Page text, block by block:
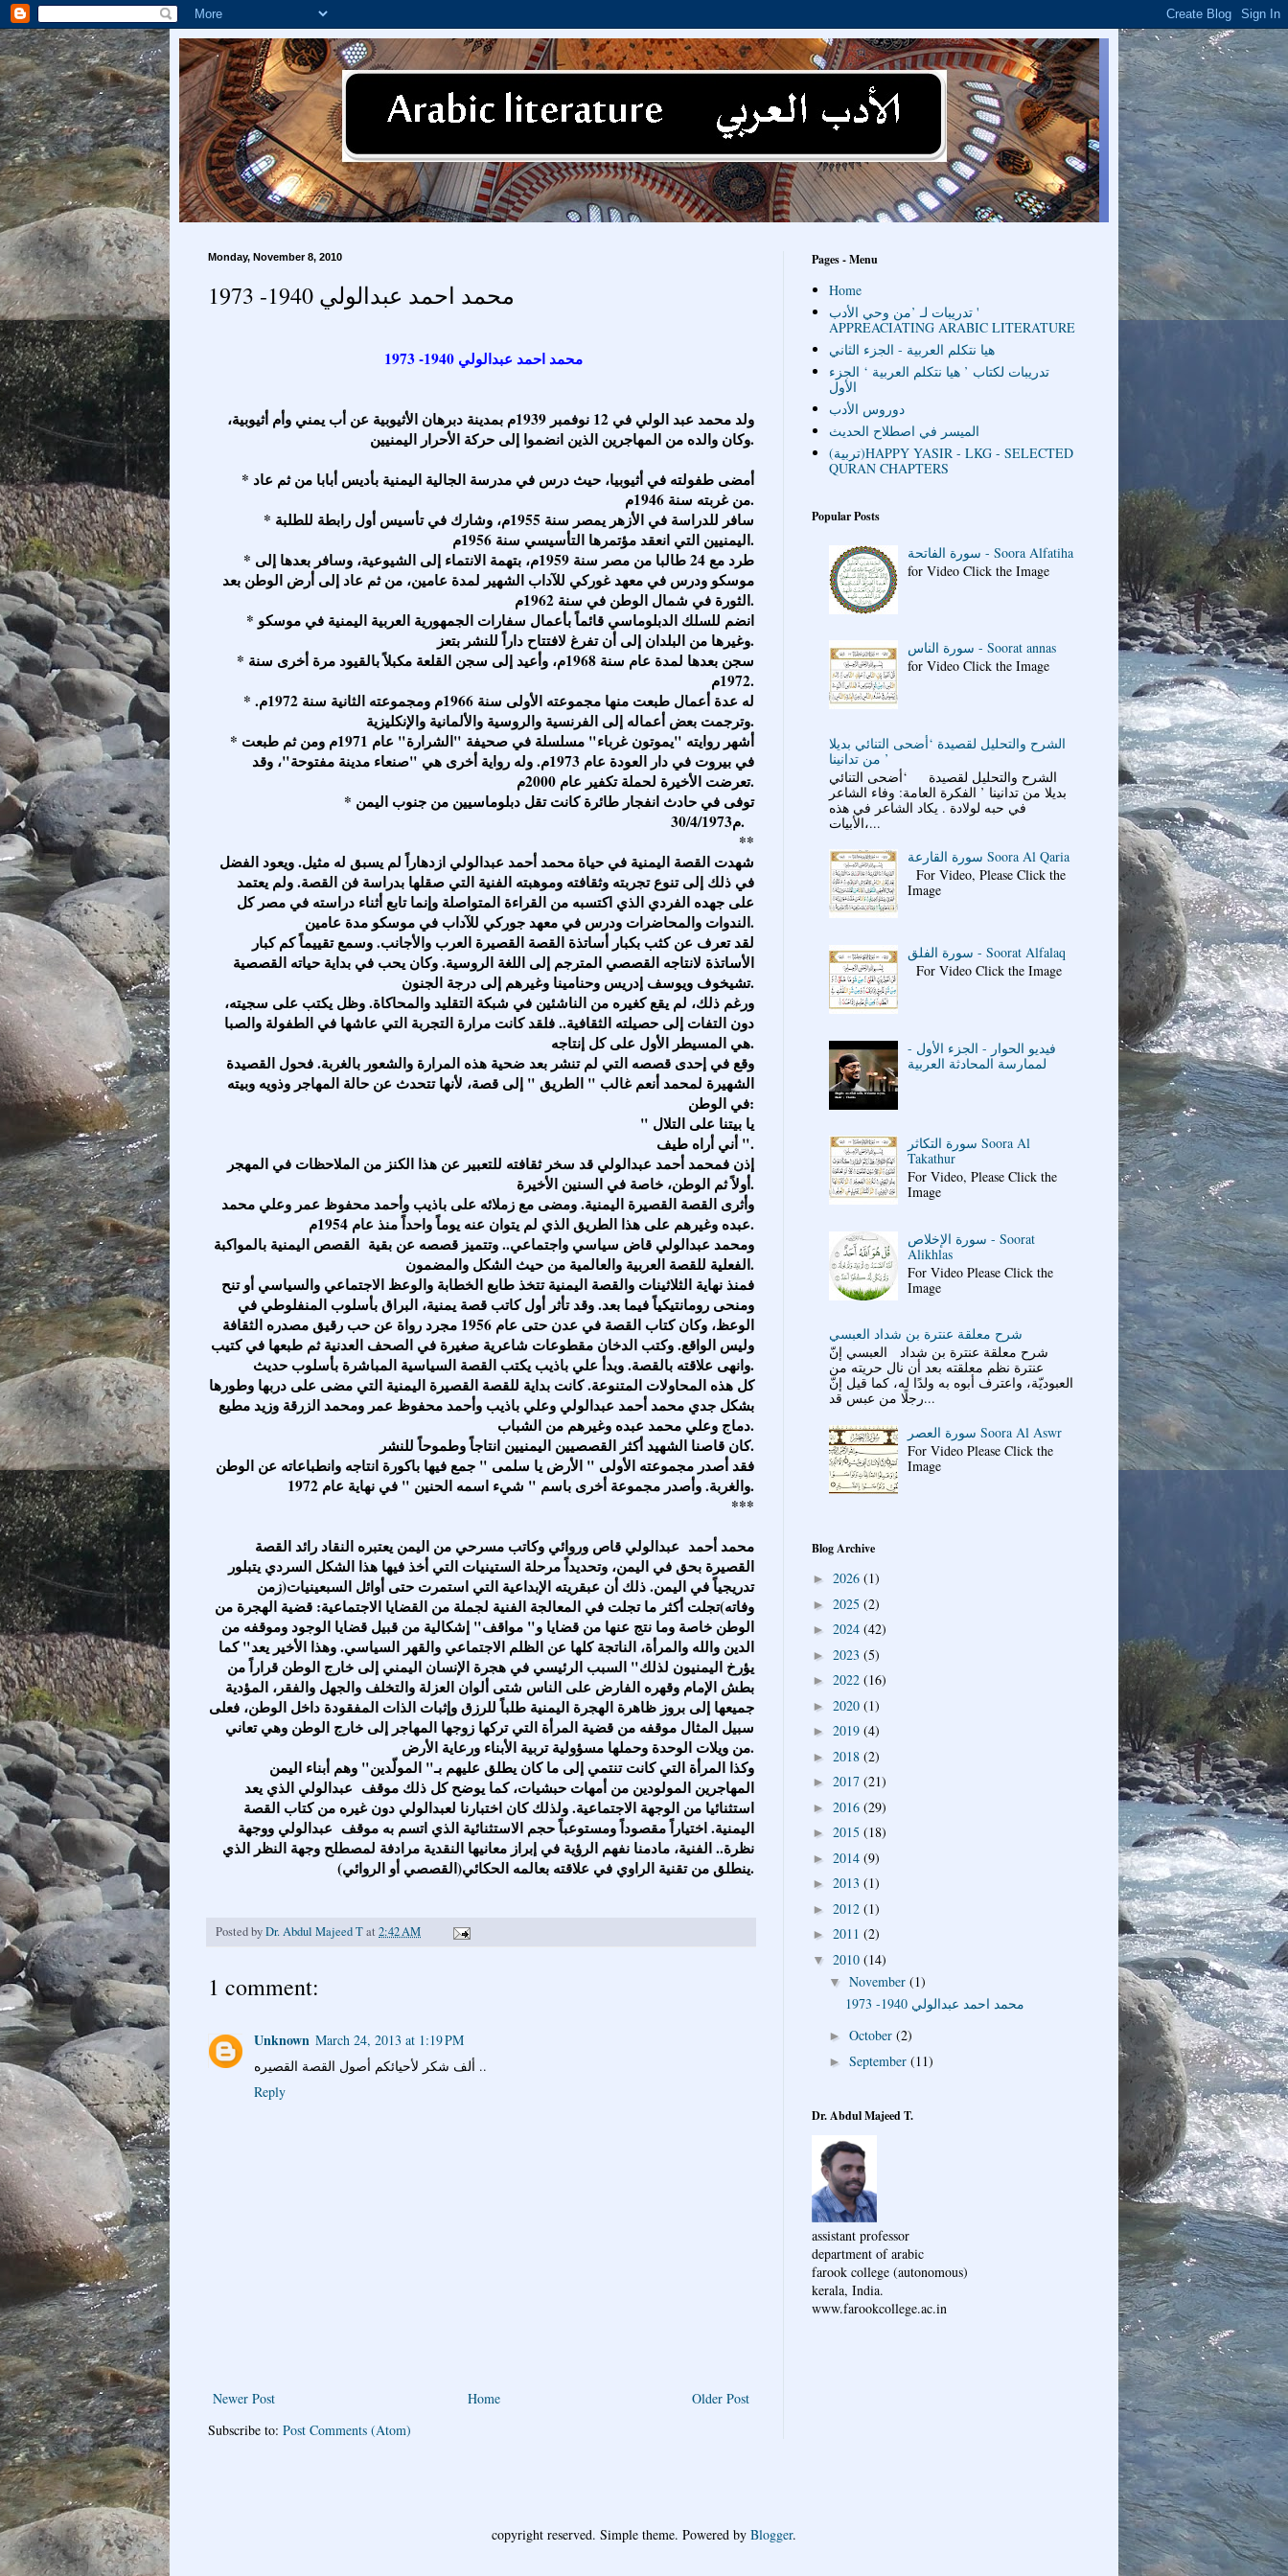
Monday, November 8, 2010
محمد احمد عبدالولي 1940- 1973
محمد احمد عبدالولي 1940- 1973
ولد محمد عبد الولي في 12 نوفمبر 1939م بمدينة دبرهان الأثيوبية عن أب يمني وأم أثيوبية،
وكان والده من المهاجرين الذين انضموا إلى حركة الأحرار اليمنيين.
* أمضى طفولته في أثيوبيا، حيث درس في مدرسة الجالية اليمنية بأديس أبابا من ثم عاد
من غربته سنة 1946م.
* سافر للدراسة في الأزهر يمصر سنة 1955م، وشارك في تأسيس أول رابطة للطلبة
اليمنيين التي انعقد مؤتمرها التأسيسي سنة 1956م.
* طرد مع 24 طالبا من مصر سنة 1959م، بتهمة الانتماء إلى الشيوعية، وسافر بعدها إلى
موسكو ودرس في معهد غوركي للآداب الشهير لمدة عامين، من ثم عاد إلى أرض الوطن بعد
الثورة في شمال الوطن في سنة 1962م.
* انضم للسلك الدبلوماسي قائماً بأعمال سفارات الجمهورية العربية اليمنية في موسكو
وغيرها من البلدان إلى أن تفرغ لافتتاح داراً للنشر بتعز.
* سجن بعدها لمدة عام سنة 1968م، وأعيد إلى سجن القلعة مكبلاً بالقيود مرة أخرى سنة
1972م.
* له عدة أعمال طبعت منها مجموعته الأولى سنة 1966م ومجموعته الثانية سنة 1972م.
وترجمت بعض أعماله إلى الفرنسية والروسية والألمانية والإنكليزية.
* أشهر روايته "يموتون غرباء" مسلسلة في صحيفة "الشرارة" عام 1971م ومن ثم طبعت
في بيروت في دار العودة عام 1973م. وله رواية أخرى هي "صنعاء مدينة مفتوحة"، وقد
تعرضت الأخيرة لحملة تكفير عام 2000م.
* توفى في حادث انفجار طائرة كانت تقل دبلوماسيين من جنوب اليمن
30/4/1973م.
**
شهدت القصة اليمنية في حياة محمد أحمد عبدالولي ازدهاراً لم يسبق له مثيل. ويعود الفضل
في ذلك إلى تنوع تجربته وثقافته وموهبته الفنية التي صقلها بدراسة فن القصة. ولم يعتمد
على جهده الفردي الذي اكتسبه من القراءة المتواصلة وإنما تابع أثناء دراسته في مصر كل
الندوات والمحاضرات ودرس في معهد جوركي للآداب في موسكو مدة عامين.
لقد تعرف عن كثب بكبار أساتذة القصة القصيرة العرب والأجانب. وسمع تقييماً كم كبار
الأساتذة لانتاجه القصصي المترجم إلى اللغة الروسية. وكان يحب في بداية حياته القصصية
تشيخوف ويوسف إدريس وحنامينا وغيرهم إلى درجة الجنون.
ورغم ذلك، لم يقع كغيره من الناشئين في شبكة التقليد والمحاكاة. وظل يكتب على سجيته،
دون التفات إلى حصيلته الثقافية.. فلقد كانت مرارة التجربة التي عاشها في الطفولة والصبا
هي المسيطر الأول على كل إنتاجه.
وقع في إحدى قصصه التي لم تنشر بعد ضحية هذه المرارة والشعور بالغربة. فحول القصيدة
الشهيرة لمحمد أنعم غالب " الطريق " إلى قصة، لأنها تتحدث عن حالة المهاجر وذويه وبيته
في الوطن:
" يا بيتنا على التلال
أني أراه طيف ".
إذن فمحمد أحمد عبدالولي قد سخر ثقافته للتعبير عن هذا الكنز من الملاحظات في المهجر
أولاً ثم الوطن، خاصة في السنين الأخيرة.
وأثرى القصة القصيرة اليمنية. ومضى مع زملائه على باذيب وأحمد محفوظ عمر وعلي محمد
عبده وغيرهم على هذا الطريق الذي لم يتوان عنه يوماً واحداً منذ عام 1954م.
ومحمد عبدالولي قاض سياسي واجتماعي.. وتتميز قصصه عن بقية القصص اليمنية بالمواكبة
الفعلية للقصة العربية والعالمية من حيث الشكل والمضمون.
فمنذ نهاية الثلاثينات والقصة اليمنية تتخذ طابع الخطابة والوعظ الاجتماعي والسياسي أو تنح
ومنحى رومانتيكياً فيما بعد. وقد تأثر أول كاتب قصة يمنية، البراق بأسلوب المنفلوطي في
الوعظ، وكان كتاب القصة في عدن حتى عام 1956 مجرد رواة عن حب رقيق مصدره الثقافة
وليس الواقع. وكتب الدخان مقطوعات شاعرية صغيرة في الصحف العدنية ثم طبعها في كتيب
وانهى علاقته بالقصة. وبدأ علي باذيب يكتب القصة السياسية المباشرة بأسلوب حديث.
كل هذه المحاولات المتنوعة. كانت بداية للقصة القصيرة اليمنية التي مضى على دربها وطورها
بشكل جدي محمد أحمد عبدالولي وعلي باذيب وأحمد محفوظ عمر ومحمد الزرقة وزيد مطيع
دماج وعلي محمد عبده وغيرهم من الشباب.
كان قاصنا الشهيد أكثر القصصيين اليمنيين انتاجاً وطموحاً للنشر.
فقد أصدر مجموعته الأولى " الأرض يا سلمى " جمع فيها باكورة انتاجه وانطباعاته عن الوطن
والغربة. وأصدر مجموعة أخرى باسم " شيء اسمه الحنين " في نهاية عام 1972.
***
محمد أحمد عبدالولي قاص وروائي وكاتب مسرحي من اليمن يعتبره النقاد رائد القصة
القصيرة بحق في اليمن، وتحديداً مرحلة الستينيات التي أخذ فيها هذا الشكل السردي يتبلور
تدريجياً في اليمن. ذلك أن عبقريته الإبداعية التي استمرت حتى أوائل السبعينيات(زمن
وفاته)تجلت أكثر ما تجلت في المعالجة الفنية لجملة من القضايا الاجتماعية: قضية الهجرة من
الوطن خاصة وما نتج عنها من قضايا و" مواقف" إشكالية من قبيل قضايا الوجود وموقفه من
الدين والله والمرأة، الناتجة كلها عن الظلم الاجتماعي والقهر السياسي. وهذا الأخير يعد" كما
يؤرخ اليمنيون لذلك" السبب الرئيسي في هجرة الإنسان اليمني إلى خارج الوطن قراراً من
بطش الإمام وقهره الفارض على الناس شتى ألوان العزلة والتخلف والجهل والفقر، المؤدية
جميعها إلى بروز ظاهرة الهجرة اليمنية طلباً للرزق وإثبات الذات المفقودة داخل الوطن، فعلى
سبيل المثال موقفه من قضية المرأة التي تركها زوجها المهاجر إلى خارج الوطن وهي تعاني
من ويلات الوحدة وحملها مسؤولية تربية الأبناء ورعاية الأرض.
وكذا المرأة التي كانت تنتمي إلى ما كان يطلق عليهم بـ" المولّدين" وهم أبناء اليمن
المهاجرين المولودين من أمهات حبشيات، كما يوضح كل ذلك موقف عبدالولي الذي يعد
استثنائيا من الوجهة الاجتماعية. ولذلك كان اختبارنا لعبدالولي دون غيره من كتاب القصة
اليمنية. اختياراً مقصوداً ومستوعباً حجم الاستثنائية الذي اتسم به موقف عبدالولي ووجهة
نظرة.. الفنية، مادمنا نفهم الرؤية في إبراز معانيها النقدية مرادفة لمصطلح وجهة النظر الذي
ينطلق من تقنية الراوي في علاقته بعالمه الحكائي(القصصي أو الروائي).
Posted byDr. Abdul Majeed Tat 2:42 AM
1 comment:
Unknown March 24, 2013 at 1:19 PM
ألف شكر لأحيائكم أصول القصة القصيره ..
Reply
Newer Post Older Post
Home
Subscribe to: Post Comments (Atom)
Pages - Menu
Home
تدريبات لـ ’من وحي الأدب '
APPREACIATING ARABIC LITERATURE
هيا نتكلم العربية - الجزء الثاني
تدريبات لكتاب ’ هيا نتكلم العربية ‘ الجزء
الأول
دوروس الأدب
الميسر في اصطلاح الحديث
(تربية)HAPPY YASIR - LKG - SELECTED
QURAN CHAPTERS
Popular Posts
سورة الفاتحة - Soora Alfatiha
for Video Click the Image
سورة الناس - Soorat annas
for Video Click the Image
الشرح والتحليل لقصيدة ‘أضحى التنائي بديلا
من تدانينا ’
الشرح والتحليل لقصيدة ‘أضحى التنائي
بديلا من تدانينا ’ الفكرة العامة: وفاء الشاعر
في حبه لولادة . يكاد الشاعر في هذه
الأبيات،...
سورة القارعة Soora Al Qaria
For Video, Please Click the
Image
سورة الفلق - Soorat Alfalaq
For Video Click the Image
فيديو الحوار - الجزء الأول -
لممارسة المحادثة العربية
سورة التكاثر Soora Al
Takathur
For Video, Please Click the
Image
سورة الإخلاص - Soorat
Alikhlas
For Video Please Click the
Image
شرح معلقة عنترة بن شداد العبسي
شرح معلقة عنترة بن شداد العبسي إنّ
عنترة نظم معلقته بعد أن نال حريته من
العبوديّة، واعترف أبوه به ولدًا له، كما قيل إنّ
رجلًا من عبس قد...
سورة العصر Soora Al Aswr
For Video Please Click the
Image
Blog Archive
► 2026 (1)
► 2025 (2)
► 2024 (42)
► 2023 (5)
► 2022 (16)
► 2020 (1)
► 2019 (4)
► 2018 (2)
► 2017 (21)
► 2016 (29)
► 2015 (18)
► 2014 (9)
► 2013 (1)
► 2012 (1)
► 2011 (2)
▼ 2010 (14)
▼ November (1)
محمد احمد عبدالولي 1940- 1973
► October (2)
► September (11)
Dr. Abdul Majeed T.
assistant professor
department of arabic
farook college (autonomous)
kerala, India.
www.farookcollege.ac.in
copyright reserved. Simple theme. Powered by Blogger.